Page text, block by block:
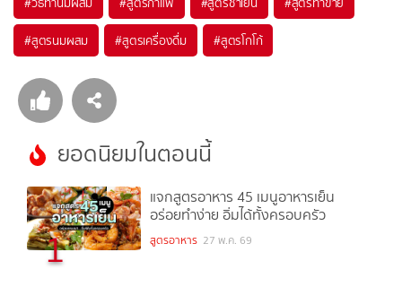
#สูตรนมผสม #สูตรเครื่องดื่ม #สูตรโกโก้
ยอดนิยมในตอนนี้
1
แจกสูตรอาหาร 45 เมนูอาหารเย็น
อร่อยทำง่าย อิ่มได้ทั้งครอบครัว
สูตรอาหาร 27 พ.ค. 69